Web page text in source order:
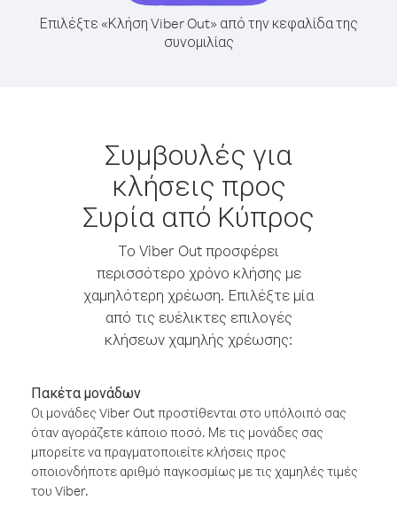
Επιλέξτε «Κλήση Viber Out» από την κεφαλίδα της
συνομιλίας
Συμβουλές για
κλήσεις προς
Συρία από Κύπρος
Το Viber Out προσφέρει
περισσότερο χρόνο κλήσης με
χαμηλότερη χρέωση. Επιλέξτε μία
από τις ευέλικτες επιλογές
κλήσεων χαμηλής χρέωσης:
Πακέτα μονάδων
Οι μονάδες Viber Out προστίθενται στο υπόλοιπό σας
όταν αγοράζετε κάποιο ποσό. Με τις μονάδες σας
μπορείτε να πραγματοποιείτε κλήσεις προς
οποιονδήποτε αριθμό παγκοσμίως με τις χαμηλές τιμές
του Viber.